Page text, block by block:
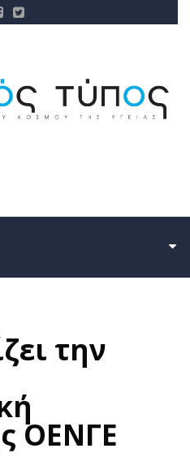
την
ΟΕΝΓΕ